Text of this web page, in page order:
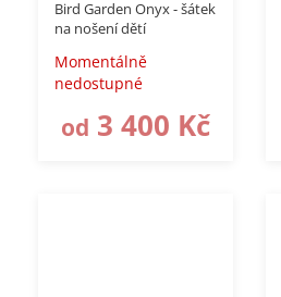
Bird Garden Onyx - šátek
na nošení dětí
Momentálně
nedostupné
od 3 400 Kč